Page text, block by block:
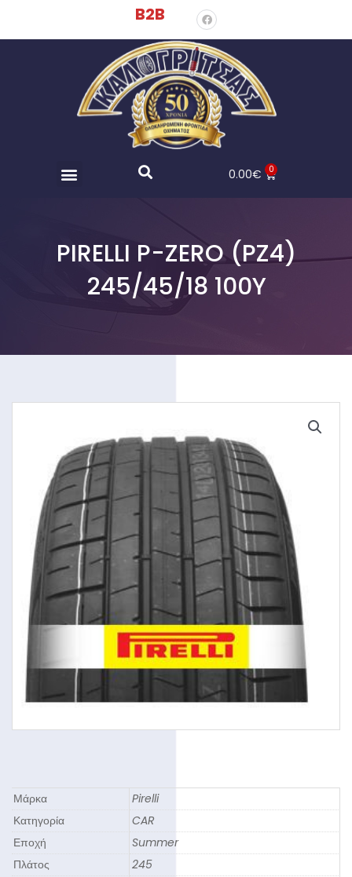
B2B
0.00€ 0
PIRELLI P-ZERO (PZ4)
245/45/18 100Y
Μάρκα
Pirelli
Κατηγορία
CAR
Εποχή
Summer
Πλάτος
245